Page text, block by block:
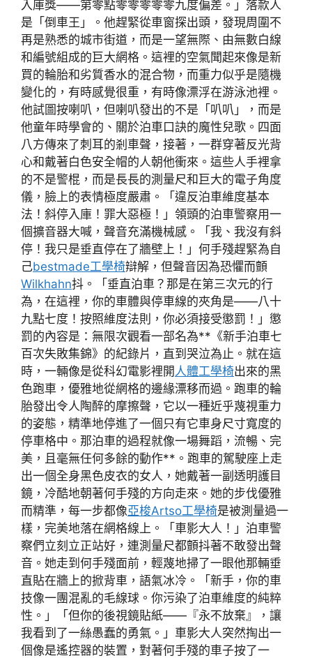
入庫獎——第零點零零零零零九度偏差。」落款人
是「倒車王」。他趕緊從車窗探出頭，發現周圍不
再是熟悉的城市街道，而是一望無際、由無數白線
和編號組成的巨大網格。這裡的空氣聞起來像是新
買的輪胎和劣質香水的混合物，而重力似乎是隨機
變化的，有時感覺很重，有時像漂浮在游泳池裡。
他試圖按喇叭，但喇叭發出的不是「叭叭」，而是
他童年時學會的、關於泊車口訣的魔性兒歌。四面
八方傳來了刺耳的剎車聲，接著，一群穿著反光背
心和戴著白色安全帽的人朝他衝來。這些人手裡拿
的不是警棍，而是長長的測量尺和巨大的電子角度
儀，臉上的表情極度嚴肅。「違反泊車維度基本
法！斜停入庫！罪大惡極！」領頭的泊車警察用一
個擴音器大喊，聲音充滿機械感。「我、我沒有斜
停！我只是垂直停在了牆壁上！」何手殘趕緊為自
己bestmade工學椅辯解，但聲音因為恐懼而顫
Wilkhahn抖。「垂直泊車？那是在第三次元的行
為，在這裡，你的車體與停車線的夾角是——八十
九點七度！按照維度法則，你必須接受懲罰！」懲
罰的內容是：無限次觀看一部名為**《新手泊車七
百次失敗集錦》的紀錄片，直到哭泣為止。就在這
時，一輛像是從科幻電影裡開 人體工學椅出來的黑
色跑車，優雅地從網格的邊緣漂移而過。跑車的輪
胎發出令人陶醉的摩擦聲，它以一種近乎蔑視重力
的姿態，精準地停進了一個只有它車身尺寸寬度的
停車格中。那泊車的過程就像一場舞蹈，流暢、完
美，且毫無任何多餘的動作**。跑車的駕駛座上走
出一個全身黑色皮衣的女人，她戴著一副透明護目
鏡，冷酷地朝著何手殘的方向走來。她的步伐優雅
而精準，每一步都像亞梭Artso工學椅是被測量過一
樣，完美地落在網格線上。「車影大人！」泊車警
察們立刻立正站好，連測量尺都顫抖著不敢發出聲
音。她走到何手殘面前，輕蔑地掃了一眼他那輛垂
直貼在牆上的掀背車，語氣冰冷。「新手，你的車
技像一團混亂的毛線球。你污染了泊車維度的純粹
性。」「但你的後視鏡貼紙——『永不放棄』，讓
我看到了一絲愚蠢的勇氣。」車影大人突然掏出一
個像是遙控器的裝置，對著何手殘的車子按了一